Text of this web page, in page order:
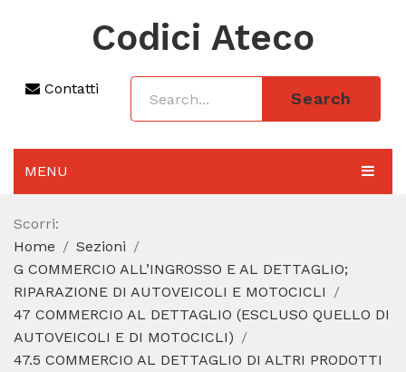
Codici Ateco
Contatti
Search
MENU
AGGIORNAMENTO 2025
SEZIONI
CODICE ATECO A COSA SERVE
CODICE FISCALE
Scorri:
Home
Sezioni
G COMMERCIO ALL’INGROSSO E AL DETTAGLIO;
RIPARAZIONE DI AUTOVEICOLI E MOTOCICLI
47 COMMERCIO AL DETTAGLIO (ESCLUSO QUELLO DI
AUTOVEICOLI E DI MOTOCICLI)
47.5 COMMERCIO AL DETTAGLIO DI ALTRI PRODOTTI